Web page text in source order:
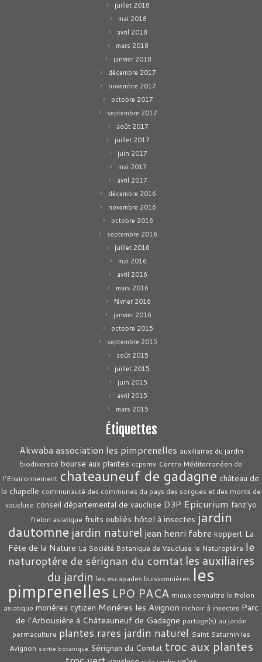
juillet 2018
mai 2018
avril 2018
mars 2018
janvier 2018
décembre 2017
novembre 2017
octobre 2017
septembre 2017
août 2017
juillet 2017
juin 2017
mai 2017
avril 2017
décembre 2016
novembre 2016
octobre 2016
septembre 2016
juillet 2016
mai 2016
avril 2016
mars 2016
février 2016
janvier 2016
octobre 2015
septembre 2015
août 2015
juillet 2015
juin 2015
avril 2015
mars 2015
Étiquettes
Akwaba association les pimprenelles auxiliaires du jardin
biodiversité bourse aux plantes ccpsmv Centre Méditerranéen de
l’Environnement chateauneuf de gadagne château de
la chapelle communauté des communes du pays des sorgues et des monts de
vaucluse conseil départemental de vaucluse D3P Epicurium fanz'yo
frelon asiatique fruits oubliès hôtel à insectes jardin
dautomne jardin naturel jean henri fabre koppert La
Fête de la Nature La Société Botanique de Vaucluse le Naturoptére le
naturoptére de sérignan du comtat les auxiliaires
du jardin les escapades buissonnières les
pimprenelles LPO PACA mieux connaître le frelon
asiatique moriéres cytizen Moriéres les Avignon nichoir à insectes Parc
de l'Arbousière à Châteauneuf de Gadagne partage(s) au jardin
permaculture plantes rares jardin naturel Saint Saturnin les
Avignon sortie botanique Sérignan du Comtat troc aux plantes